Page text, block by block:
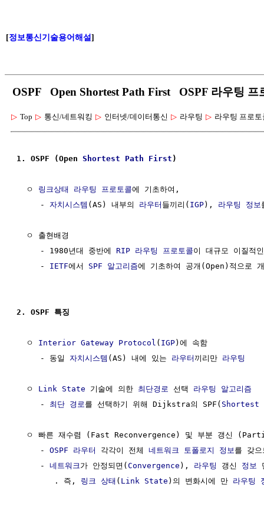
[정보통신기술용어해설]
OSPF Open Shortest Path First OSPF 라우팅 프
▷ Top ▷ 통신/네트워킹 ▷ 인터넷/데이터통신 ▷ 라우팅 ▷ 라우팅 프로토
1. OSPF (Open Shortest Path First )
  ㅇ
링크상태 라우팅 프로토콜에 기초하여,
     -
자치시스템 (AS) 내부의 라우터 들끼리( IGP), 라우팅 정보
  ㅇ 출현배경
     - 1980년대 중반에
RIP 라우팅 프로토콜이 대규모 이질적
     -
IETF에서 SPF 알고리즘에 기초하여 공개(Open)적으로
2. OSPF 특징
  ㅇ
Interior Gateway Protocol ( IGP)에 속함
     - 동일
자치시스템 (AS) 내에 있는 라우터끼리만 라우팅
  ㅇ
Link State 기술에 의한 최단경로 선택 라우팅 알고리즘
     -
최단 경로 를 선택하기 위해 Dijkstra의 SPF(
ㅇ 빠른 재수렴 (Fast Reconvergence) 및 부분 갱신
     -
OSPF 라우터 각각이 전체 네트워크 토폴로지 정보 를 갖
     -
네트워크 가 안정되면(Convergence ), 라우팅 갱신 정보
        . 즉,
링크 상태 ( Link State )의 변화시에 만 라우팅